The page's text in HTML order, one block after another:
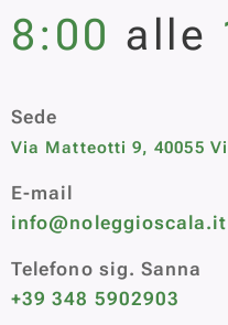
8:00 alle
Sede
Via Matteotti 9, 40055
E-mail
info@noleggioscala.it
Telefono sig. Sanna
+39 348 5902903